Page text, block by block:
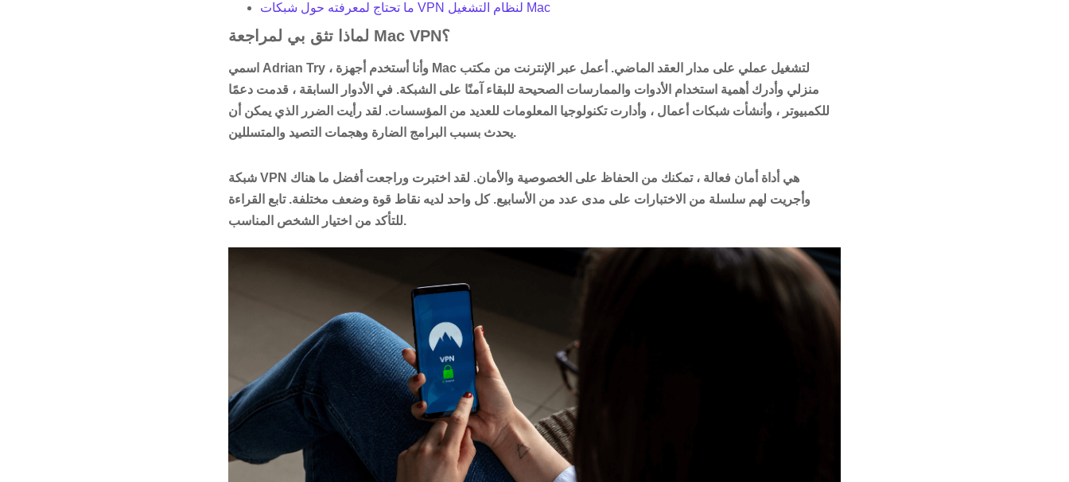
ما تحتاج لمعرفته حول شبكات VPN لنظام التشغيل Mac
لماذا تثق بي لمراجعة Mac VPN؟
اسمي Adrian Try ، وأنا أستخدم أجهزة Mac لتشغيل عملي على مدار العقد الماضي. أعمل عبر الإنترنت من مكتب
منزلي وأدرك أهمية استخدام الأدوات والممارسات الصحيحة للبقاء آمنًا على الشبكة. في الأدوار السابقة ، قدمت دعمًا
للكمبيوتر ، وأنشأت شبكات أعمال ، وأدارت تكنولوجيا المعلومات للعديد من المؤسسات. لقد رأيت الضرر الذي يمكن أن
يحدث بسبب البرامج الضارة وهجمات التصيد والمتسللين.
شبكة VPN هي أداة أمان فعالة ، تمكنك من الحفاظ على الخصوصية والأمان. لقد اختبرت وراجعت أفضل ما هناك
وأجريت لهم سلسلة من الاختبارات على مدى عدد من الأسابيع. كل واحد لديه نقاط قوة وضعف مختلفة. تابع القراءة
للتأكد من اختيار الشخص المناسب.